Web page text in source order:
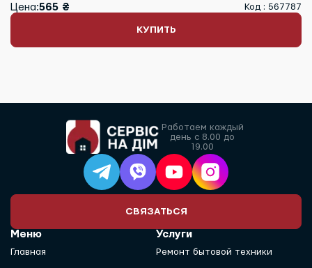
Цена:565 ₴ Код : 567787
КУПИТЬ
Работаем каждый
день с 8.00 до
19.00
СВЯЗАТЬСЯ
Меню
Главная
Услуги
Ремонт бытовой техники